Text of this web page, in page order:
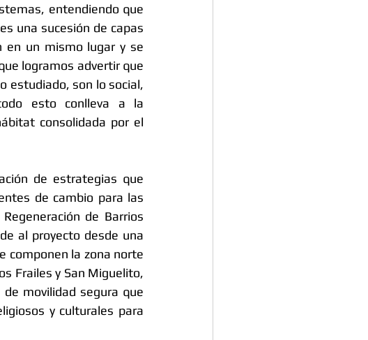
entendiendo que
una sucesión de capas
en un mismo lugar y se
logramos advertir que
estudiado, son lo social,
esto conlleva a la
consolidada por el
de estrategias que
de cambio para las
de Barrios
al proyecto desde una
componen la zona norte
Frailes y San Miguelito,
movilidad segura que
y culturales para